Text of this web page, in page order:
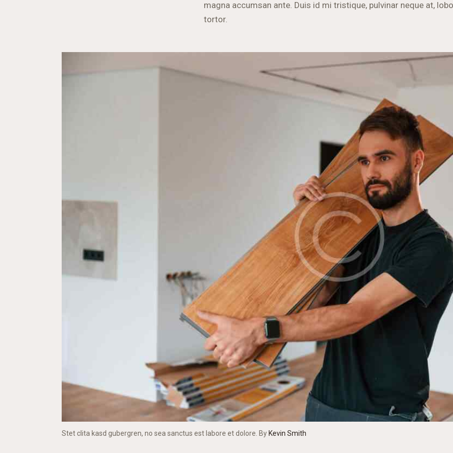
magna accumsan ante. Duis id mi tristique, pulvinar neque at,
tortor.
Stet clita kasd gubergren, no sea sanctus est labore et dolore. By Kevin Smith